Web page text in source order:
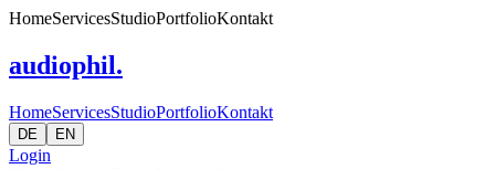
HomeServicesStudioPortfolioKontakt
audiophil.
HomeServicesStudioPortfolioKontakt
DE EN
Login